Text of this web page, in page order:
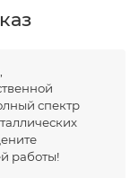
спектр
работы!